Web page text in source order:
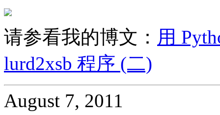
请参看我的博文： 用
lurd2xsb 程序 (二)
August 7, 2011